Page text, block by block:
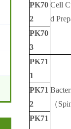
Cell
d
PK70
2
PK70
3
PK71
1
（
PK71
2
PK71